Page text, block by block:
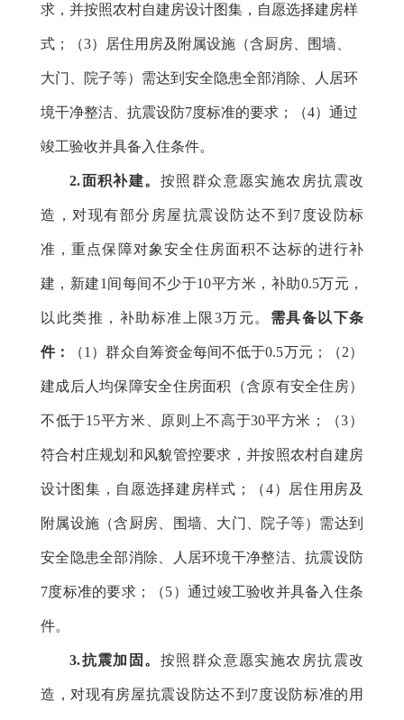
求，并按照农村自建房设计图集，自愿选择建房样
式；（3） 居住用房及附属设施（含厨房、围墙、
大门、院子等） 需达到安全隐患全部消除、人居环
境干净整洁、抗震设防7度标准的要求；（4）通过
竣工验收并具备入住条件。
2.面积补建。 按照群众意愿实施农房抗震改
造，对现有部分房屋抗震设防达不到7度设防标
准，重点保障对象安全住房面积不达标的进行补
建，新建1间每间不少于10平方米，补助0.5万元，
以此类推，补助标准上限3万元。 需具备以下条
件： （1）群众自筹资金每间不低于0.5万元；（2）
建成后人均保障安全住房面积 （含原有安全住房）
不低于15平方米、原则上不高于30平方米；（3）
符合村庄规划和风貌管控要求，并按照农村自建房
设计图集，自愿选择建房样式；（4） 居住用房及
附属设施（含厨房、围墙、大门、院子等） 需达到
安全隐患全部消除、人居环境干净整洁、抗震设防
7度标准的要求； （5）通过竣工验收并具备入住条
件。
3.抗震加固。 按照群众意愿实施农房抗震改
造，对现有房屋抗震设防达不到7度设防标准的用